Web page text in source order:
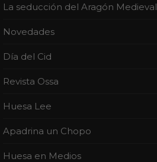
La seducción del Aragón Medieval
Novedades
Día del Cid
Revista Ossa
Huesa Lee
Apadrina un Chopo
Huesa en Medios